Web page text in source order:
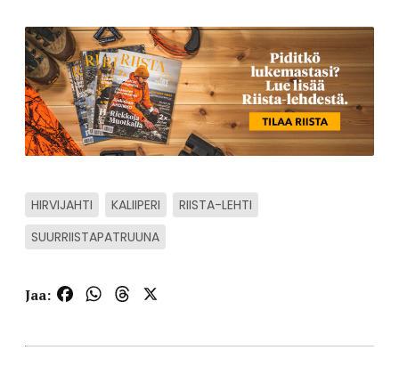
HIRVIJAHTI KALIIPERI
RIISTA-LEHTI
SUURRIISTAPATRUUNA
Jaa: FacebookWhatsApp
Threads